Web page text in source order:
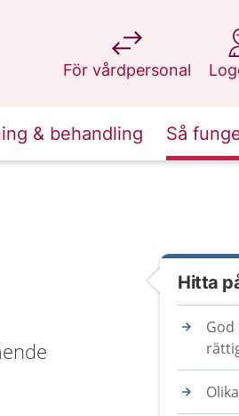
För vårdpersonal
på 1177.se
på
& behandling Så
Hitta
God